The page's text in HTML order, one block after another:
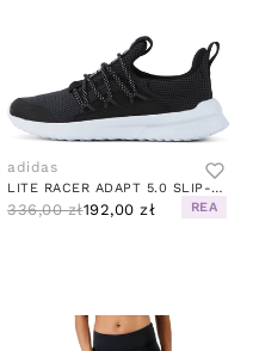
adidas
LITE RACER ADAPT 5.0 SLIP-ON LACE SHOES CORE BLACK / CLOUD WHITE / CARBON
336,00 zł192,00 zł REA